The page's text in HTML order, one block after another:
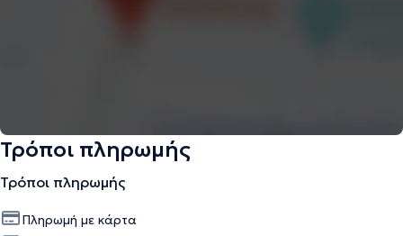
Τρόποι πληρωμής
Τρόποι πληρωμής
Πληρωμή με κάρτα